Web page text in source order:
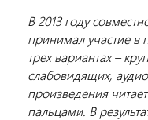
В 2013 году
принимал участие в
трех вариантах –
слабовидящих,
произведения
пальцами. В